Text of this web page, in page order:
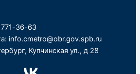
771-36-63
info.cmetro@obr.gov.spb.ru
Купчинская ул., д 28